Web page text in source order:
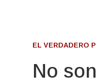
EL VERDADERO
No